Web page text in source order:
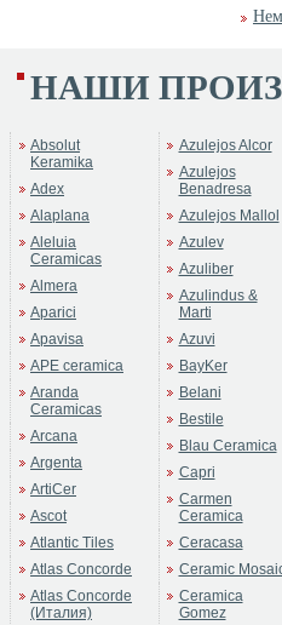
НАШИ
Absolut
Keramika
Adex
Alaplana
Aleluia
Ceramicas
Almera
Aparici
Apavisa
APE ceramica
Aranda
Ceramicas
Arcana
Argenta
ArtiCer
Ascot
Atlantic Tiles
Atlas Concorde
Atlas Concorde
(Италия)
Azulejos Alcor
Azulejos
Benadresa
Azulejos Mallol
Azulev
Azuliber
Azulindus &
Marti
Azuvi
BayKer
Belani
Bestile
Blau Ceramica
Capri
Carmen
Ceramica
Ceracasa
Ceramic
Ceramica
Gomez